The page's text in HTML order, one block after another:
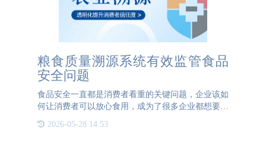
粮食质量溯源系统有效监管食品
安全问题
食品安全一直都是消费者看重的关键问题，企业该如
何让消费者可以放心食用，成为了很多企业都想要解
决的课题。3044AM永利防伪看到了企业的需求，建
立了粮食质量溯源系统，让企业可以通过这一系统透
2026-05-28 14:53